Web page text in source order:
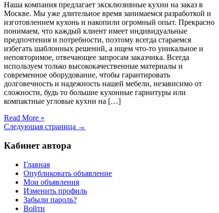
Наша компания предлагает эксклюзивные кухни на заказ в
Москве. Мы уже длительное время занимаемся разработкой и
изготовлением кухонь и накопили огромный опыт. Прекрасно
понимаем, что каждый клиент имеет индивидуальные
предпочтения и потребности, поэтому всегда стараемся
избегать шаблонных решений, а ищем что-то уникальное и
неповторимое, отвечающее запросам заказчика. Всегда
используем только высококачественные материалы и
современное оборудование, чтобы гарантировать
долговечность и надежность нашей мебели, независимо от
сложности, будь то большие кухонные гарнитуры или
компактные угловые кухни на […]
Read More »
Следующая страница →
Кабинет автора
Главная
Опубликовать объявление
Мои объявления
Изменить профиль
Забыли пароль?
Войти